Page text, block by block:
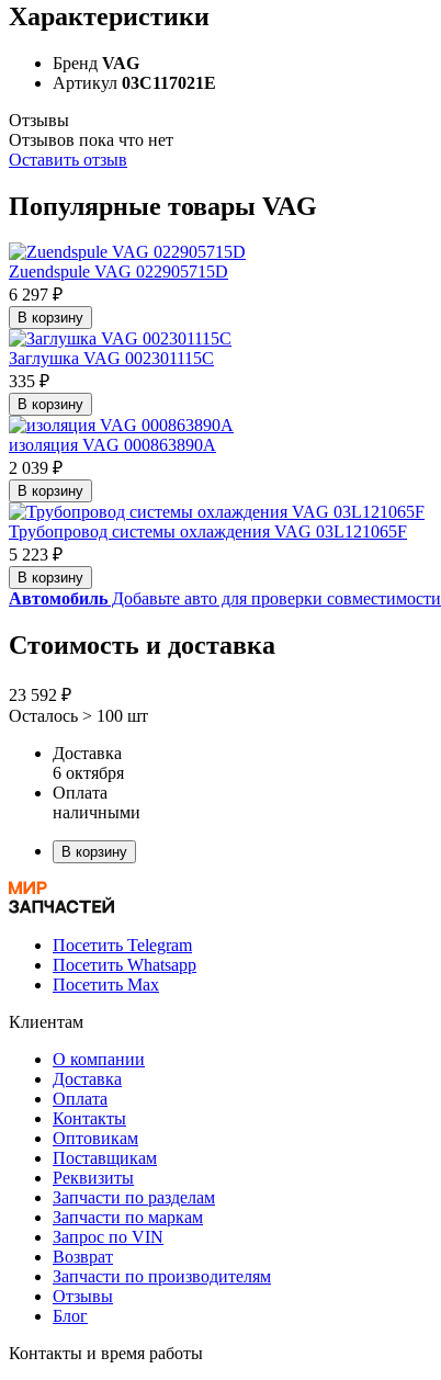
Характеристики
Бренд VAG
Артикул 03C117021E
Отзывы
Отзывов пока что нет
Оставить отзыв
Популярные товары VAG
Zuendspule VAG 022905715D
6 297 ₽
В корзину
Заглушка VAG 002301115C
335 ₽
В корзину
изоляция VAG 000863890A
2 039 ₽
В корзину
Трубопровод системы охлаждения VAG 03L121065F
5 223 ₽
В корзину
Автомобиль Добавьте авто для проверки совместимости
Стоимость и доставка
23 592 ₽
Осталось > 100 шт
Доставка
6 октября
Оплата
наличными
В корзину
Посетить Telegram
Посетить Whatsapp
Посетить Max
Клиентам
О компании
Доставка
Оплата
Контакты
Оптовикам
Поставщикам
Реквизиты
Запчасти по разделам
Запчасти по маркам
Запрос по VIN
Возврат
Запчасти по производителям
Отзывы
Блог
Контакты и время работы